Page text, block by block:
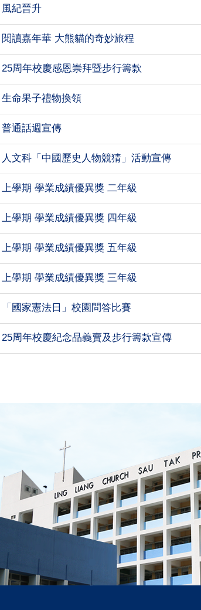
風紀晉升
閱讀嘉年華 大熊貓的奇妙旅程
25周年校慶感恩崇拜暨步行籌款
生命果子禮物換領
普通話週宣傳
人文科「中國歷史人物競猜」活動宣傳
上學期 學業成績優異獎 二年級
上學期 學業成績優異獎 四年級
上學期 學業成績優異獎 五年級
上學期 學業成績優異獎 三年級
「國家憲法日」校園問答比賽
25周年校慶紀念品義賣及步行籌款宣傳